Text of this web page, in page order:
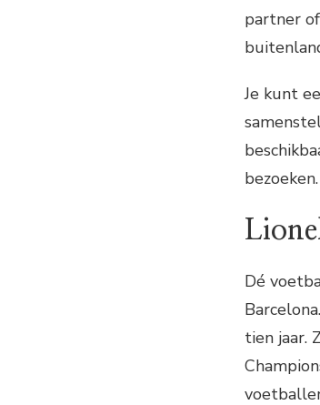
partner
Je kunt
bezoeken.
Dé
tien jaar.